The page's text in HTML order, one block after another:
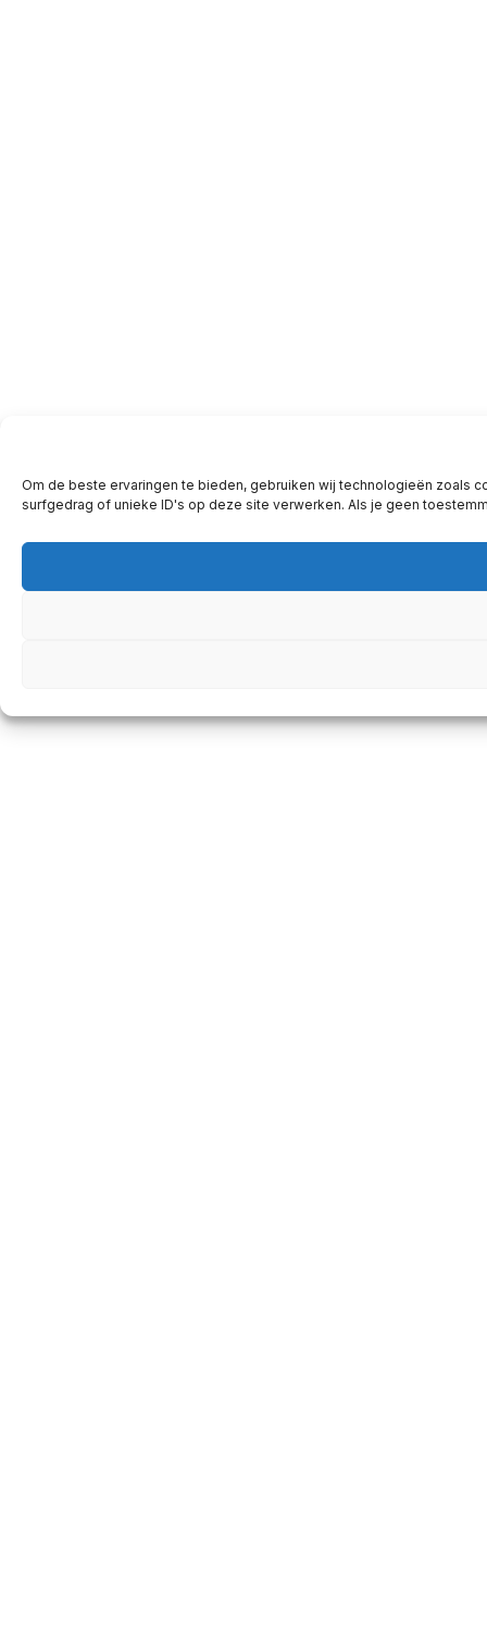
Om de beste ervaringen te bieden, gebruiken wij technologieën zoals
surfgedrag of unieke ID's op deze site verwerken. Als je geen